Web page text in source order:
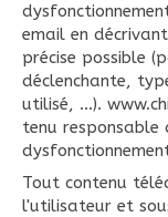
email en
précise possible
déclenchante,
utilisé, …).
tenu responsable
Tout contenu
l'utilisateur et